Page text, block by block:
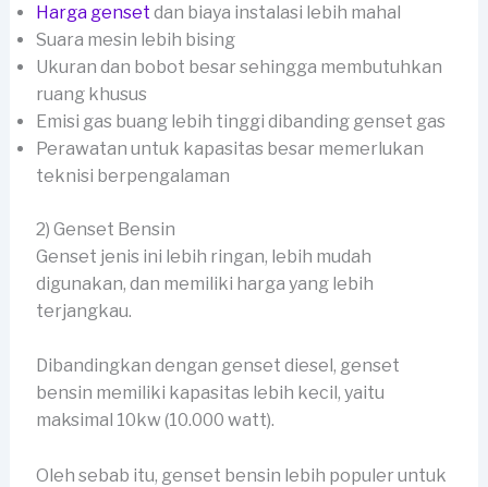
Harga genset dan biaya instalasi lebih mahal
Suara mesin lebih bising
Ukuran dan bobot besar sehingga membutuhkan
ruang khusus
Emisi gas buang lebih tinggi dibanding genset gas
Perawatan untuk kapasitas besar memerlukan
teknisi berpengalaman
2) Genset Bensin
Genset jenis ini lebih ringan, lebih mudah
digunakan, dan memiliki harga yang lebih
terjangkau.
Dibandingkan dengan genset diesel, genset
bensin memiliki kapasitas lebih kecil, yaitu
maksimal 10kw (10.000 watt).
Oleh sebab itu, genset bensin lebih populer untuk